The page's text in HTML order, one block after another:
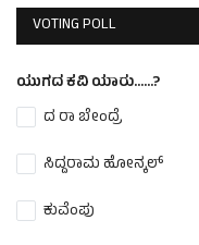
VOTING POLL
ಯುಗದ ಕವಿ ಯಾರು......?
ದ ರಾ ಬೇಂದ್ರೆ
ಸಿದ್ದರಾಮ ಹೋನ್ಕಲ್
ಕುವೆಂಪು